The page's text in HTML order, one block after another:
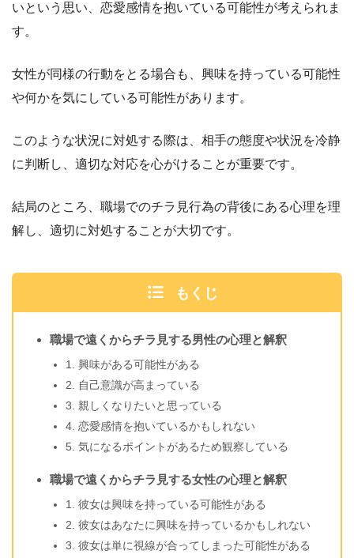
いという思い、恋愛感情を抱いている可能性が考えられま
す。
女性が同様の行動をとる場合も、興味を持っている可能性
や何かを気にしている可能性があります。
このような状況に対処する際は、相手の態度や状況を冷静
に判断し、適切な対応を心がけることが重要です。
結局のところ、職場でのチラ見行為の背後にある心理を理
解し、適切に対処することが大切です。
もくじ
職場で遠くからチラ見する男性の心理と解釈
1. 興味がある可能性がある
2. 自己意識が高まっている
3. 親しくなりたいと思っている
4. 恋愛感情を抱いているかもしれない
5. 気になるポイントがあるため観察している
職場で遠くからチラ見する女性の心理と解釈
1. 彼女は興味を持っている可能性がある
2. 彼女はあなたに興味を持っているかもしれない
3. 彼女は単に視線が合ってしまった可能性がある